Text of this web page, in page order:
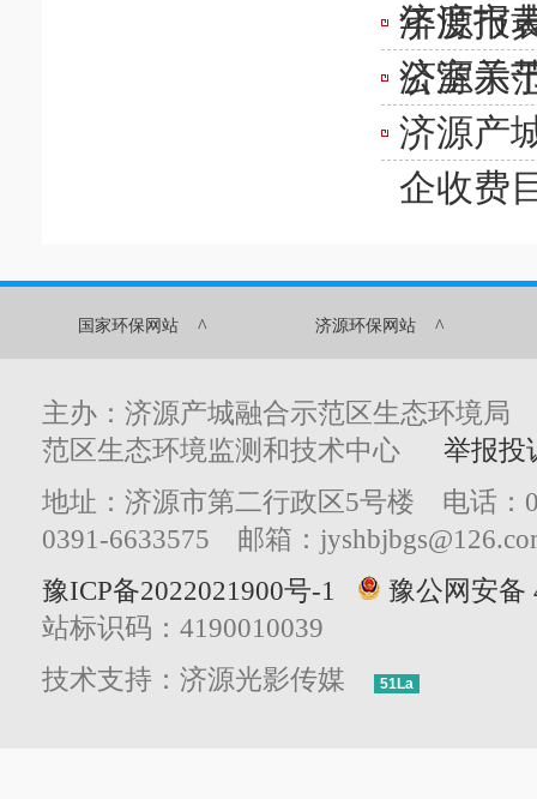
年度报
济源市
公室关
济源示
济源产
企收费
国家环保网站 ^ 济源环保网站 ^
主办：济源产城融合示范区生态环境
范区生态环境监测和技术中心 举报投
地址：济源市第二行政区5号楼 电话：
0391-6633575 邮箱：
豫ICP备2022021900号-1
豫公网安备
站标识码：4190010039
技术支持：济源光影传媒
51La